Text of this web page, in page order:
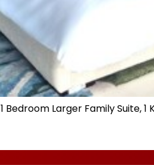
1 Bedroom Larger Family Suite,